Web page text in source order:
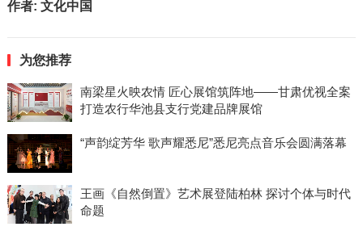
作者: 文化中国
为您推荐
南梁星火映农情 匠心展馆筑阵地——甘肃优视全案
打造农行华池县支行党建品牌展馆
“声韵绽芳华 歌声耀悉尼”悉尼亮点音乐会圆满落幕
王画《自然倒置》艺术展登陆柏林 探讨个体与时代
命题